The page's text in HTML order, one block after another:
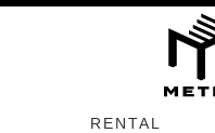
RENTAL